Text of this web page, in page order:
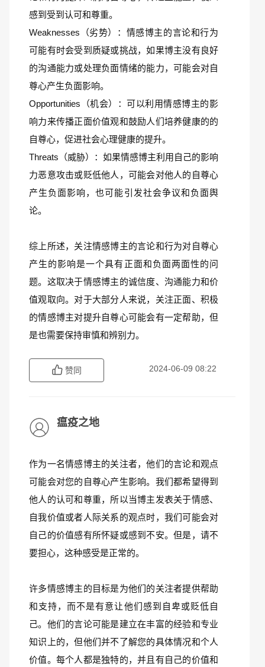
感到受到认可和尊重。
Weaknesses（劣势）：情感博主的言论和行为
可能有时会受到质疑或挑战，如果博主没有良好
的沟通能力或处理负面情绪的能力，可能会对自
尊心产生负面影响。
Opportunities（机会）：可以利用情感博主的影
响力来传播正面价值观和鼓励人们培养健康的的
自尊心，促进社会心理健康的提升。
Threats（威胁）：如果情感博主利用自己的影响
力恶意攻击或贬低他人，可能会对他人的自尊心
产生负面影响，也可能引发社会争议和负面舆
论。
综上所述，关注情感博主的言论和行为对自尊心
产生的影响是一个具有正面和负面两面性的问
题。这取决于情感博主的诚信度、沟通能力和价
值观取向。对于大部分人来说，关注正面、积极
的情感博主对提升自尊心可能会有一定帮助，但
是也需要保持审慎和辨别力。
赞同 2024-06-09 08:22
瘟疫之地
作为一名情感博主的关注者，他们的言论和观点
可能会对您的自尊心产生影响。我们都希望得到
他人的认可和尊重，所以当博主发表关于情感、
自我价值或者人际关系的观点时，我们可能会对
自己的价值感有所怀疑或感到不安。但是，请不
要担心，这种感受是正常的。
许多情感博主的目标是为他们的关注者提供帮助
和支持，而不是有意让他们感到自卑或贬低自
己。他们的言论可能是建立在丰富的经验和专业
知识上的，但他们并不了解您的具体情况和个人
价值。每个人都是独特的，并且有自己的价值和